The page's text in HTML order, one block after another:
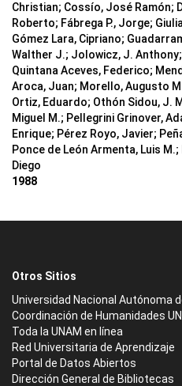
Christian; Cossío, José Ramón;
Roberto; Fábrega P., Jorge;
Gómez Lara, Cipriano;
Walther J.; Jolowicz, J.
Quintana Aceves, Federico;
Aroca, Juan; Morello, Augusto
Ortiz, Eduardo; Othón Sidou, J.
Miguel M.; Pellegrini Grinover,
Enrique; Pérez Royo, Javier;
Ponce de León Armenta, Luis
Diego
1988
Otros Sitios
Universidad Nacional Autónoma
Coordinación de Humanidades
Toda la UNAM en línea
Red Universitaria de Aprendizaje
Portal de Datos Abiertos
Dirección General de Bibliotecas